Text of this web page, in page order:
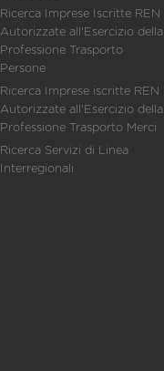
Ricerca Imprese Iscritte REN
Autorizzate all'Esercizio della
Professione Trasporto
Persone
Ricerca Imprese iscritte REN
Autorizzate all'Esercizio della
Professione Trasporto Merci
Ricerca Servizi di Linea
Interregionali